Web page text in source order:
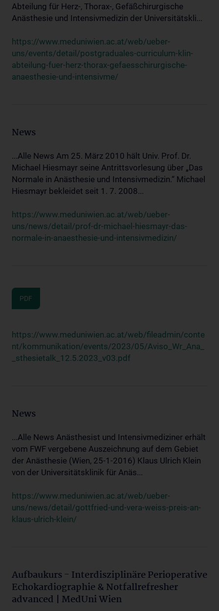
Abteilung für Herz-, Thorax-, Gefäßchirurgische
Anästhesie und Intensivmedizin der Universitätskli...
https://www.meduniwien.ac.at/web/ueber-
uns/events/detail/postgraduales-curriculum-klin-
abteilung-fuer-herz-thorax-gefaesschirurgische-
anaesthesie-und-intensivme/
News
...Alle News Am 25. März 2010 hält Univ. Prof. Dr.
Michael Hiesmayr seine Antrittsvorlesung über „Das
Normale in Anästhesie und Intensivmedizin.“ Michael
Hiesmayr bekleidet seit 1. 7. 2008...
https://www.meduniwien.ac.at/web/ueber-
uns/news/detail/prof-dr-michael-hiesmayr-das-
normale-in-anaesthesie-und-intensivmedizin/
PDF
https://www.meduniwien.ac.at/web/fileadmin/conte
nt/kommunikation/events/2023/05/Aviso_Wr_Ana_
_sthesietalk_12.5.2023_v03.pdf
News
...Alle News Anästhesist und Intensivmediziner erhält
vom FWF vergebene Auszeichnung auf dem Gebiet
der Anästhesie (Wien, 25-1-2016) Klaus Ulrich Klein
von der Universitätsklinik für Anäs...
https://www.meduniwien.ac.at/web/ueber-
uns/news/detail/gottfried-und-vera-weiss-preis-an-
klaus-ulrich-klein/
Aufbaukurs - Interdisziplinäre Perioperative
Echokardiographie & Notfallrefresher
advanced | MedUni Wien